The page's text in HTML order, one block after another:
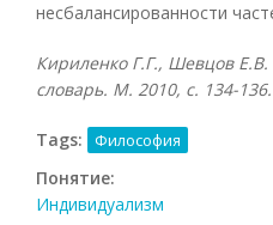
несбалансированности
Кириленко Г.Г., Шевцов
словарь. М. 2010, с. 134-136.
Tags: Философия
Понятие:
Индивидуализм